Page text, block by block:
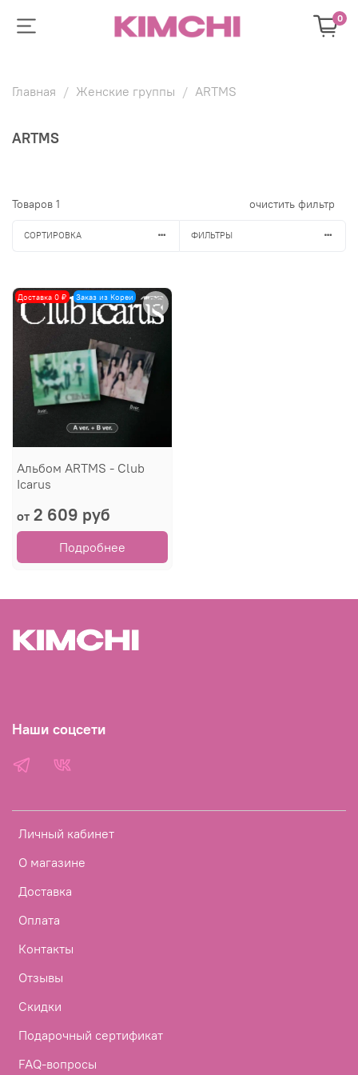
0
Главная Женские группы ARTMS
ARTMS
Товаров 1 очистить фильтр
СОРТИРОВКА ФИЛЬТРЫ
Доставка 0 ₽ Заказ из Кореи
Альбом ARTMS - Club
Icarus
от2 609 руб
Подробнее
Личный кабинет
О магазине
Доставка
Оплата
Контакты
Отзывы
Скидки
Подарочный сертификат
FAQ-вопросы
Наши соцсети